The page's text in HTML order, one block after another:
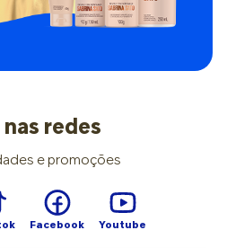
nas redes
e promoções
Facebook Youtube